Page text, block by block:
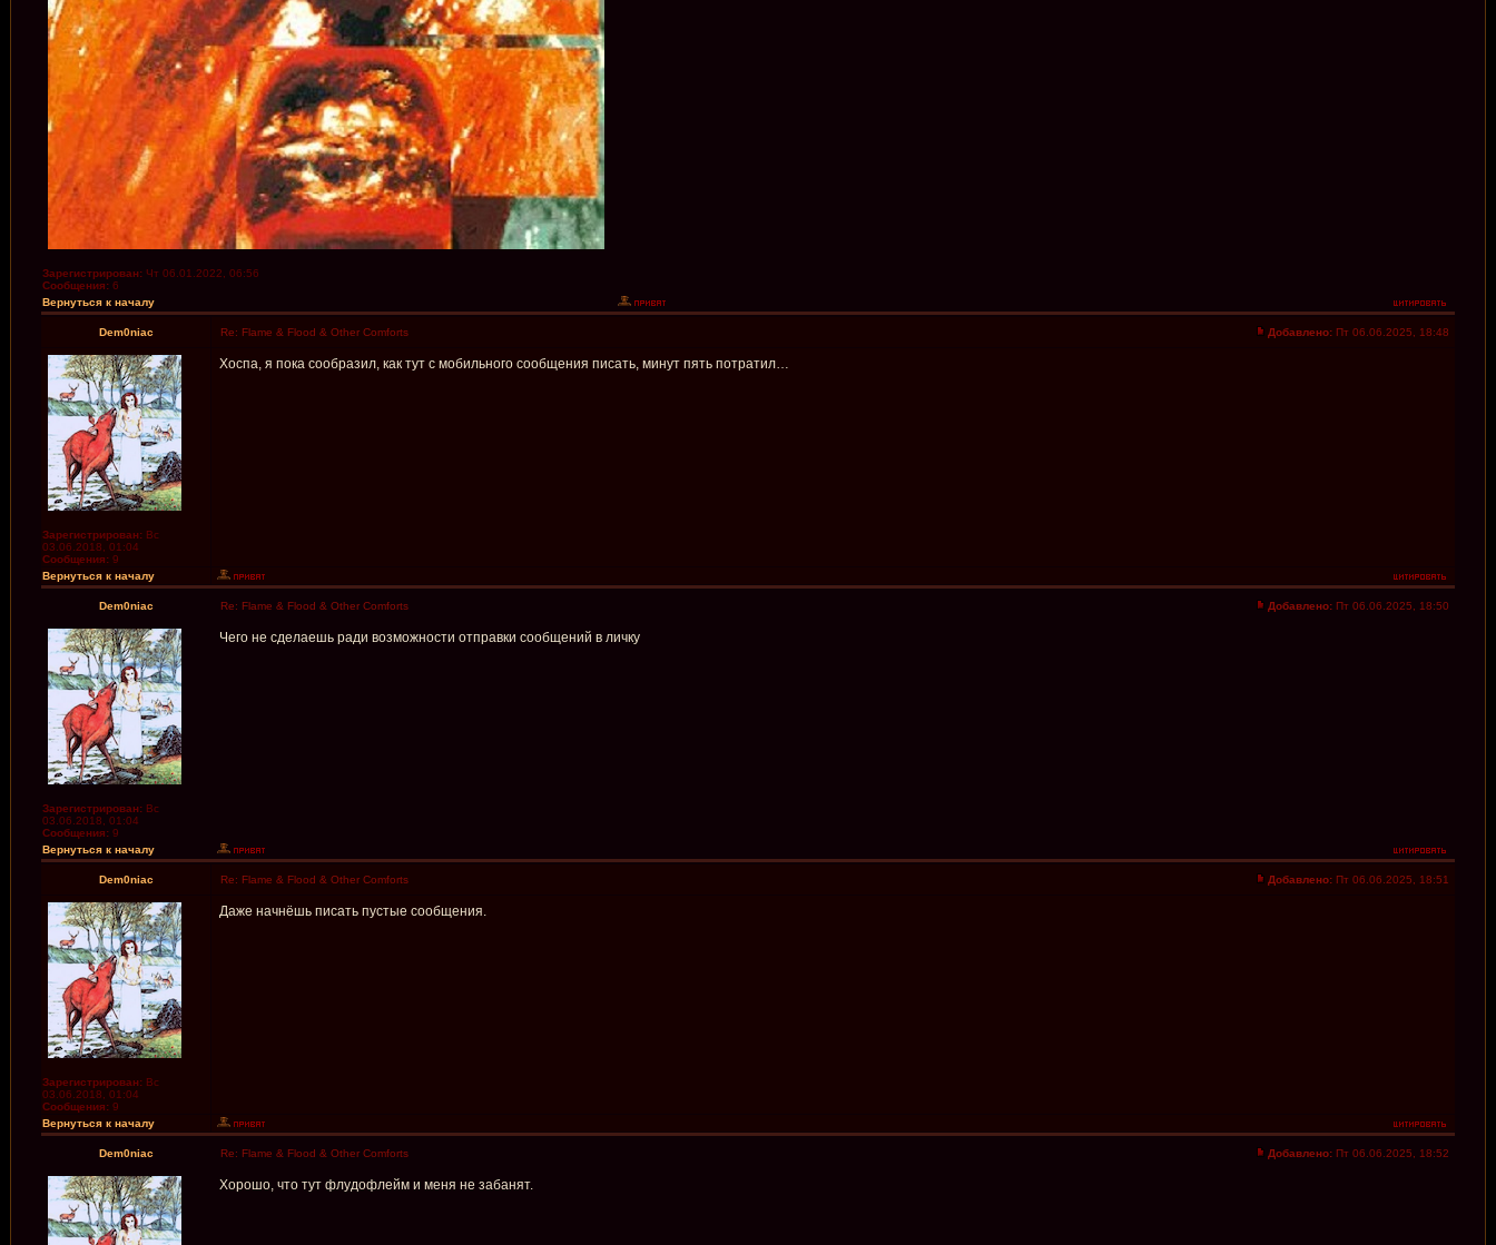
Зарегистрирован: Чт 06.01.2022, 06:56
Сообщения: 6
Вернуться к началу
Dem0niac Re: Flame & Flood & Other Comforts Добавлено: Пт 06.06.2025, 18:48
Зарегистрирован: Вс
03.06.2018, 01:04
Сообщения: 9
Хоспа, я пока сообразил, как тут с мобильного сообщения писать, минут пять потратил…
Вернуться к началу
Dem0niac Re: Flame & Flood & Other Comforts Добавлено: Пт 06.06.2025, 18:50
Зарегистрирован: Вс
03.06.2018, 01:04
Сообщения: 9
Чего не сделаешь ради возможности отправки сообщений в личку
Вернуться к началу
Dem0niac Re: Flame & Flood & Other Comforts Добавлено: Пт 06.06.2025, 18:51
Зарегистрирован: Вс
03.06.2018, 01:04
Сообщения: 9
Даже начнёшь писать пустые сообщения.
Вернуться к началу
Dem0niac Re: Flame & Flood & Other Comforts Добавлено: Пт 06.06.2025, 18:52
Хорошо, что тут флудофлейм и меня не забанят.